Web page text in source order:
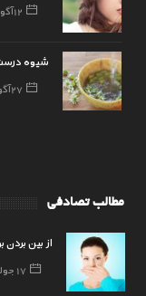
12 آگوست, 2017
شیوه
27 آگوست, 2017
مطالب تصادفی
از بین
17 جولای, 2016